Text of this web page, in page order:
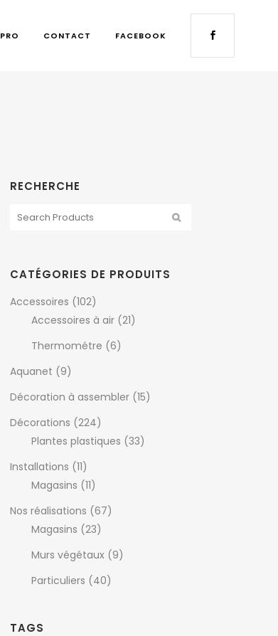
CONTACT FACEBOOK
RECHERCHE
CATÉGORIES DE PRODUITS
Accessoires (102)
Accessoires à air (21)
Thermométre (6)
Aquanet (9)
Décoration à assembler (15)
Décorations (224)
Plantes plastiques (33)
Installations (11)
Magasins (11)
Nos réalisations (67)
Magasins (23)
Murs végétaux (9)
Particuliers (40)
TAGS